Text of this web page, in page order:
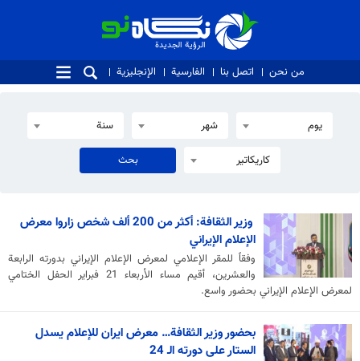
الرؤية الجديدة
الرؤية الجديدة
من نحن اتصل بنا الفارسية الإنجليزية
يوم شهر سنة
كاريكاتير
وزير الثقافة: أكثر من 200 ألف شخص زاروا معرض
الإعلام الإيراني
وفقاً للمقر الإعلامي لمعرض الإعلام الإيراني بدورته الرابعة
والعشرين، أقيم مساء الأربعاء 21 فبراير الحفل الختامي
لمعرض الإعلام الإيراني بحضور واسع.
بحضور وزير الثقافة… معرض ايران للإعلام يسدل
الستار على دورته الـ 24